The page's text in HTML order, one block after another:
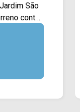
próximo
em